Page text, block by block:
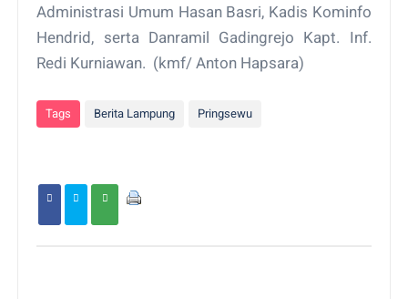
Administrasi Umum Hasan Basri, Kadis Kominfo
Hendrid, serta Danramil Gadingrejo Kapt. Inf.
Redi Kurniawan. (kmf/ Anton Hapsara)
Tags Berita Lampung Pringsewu